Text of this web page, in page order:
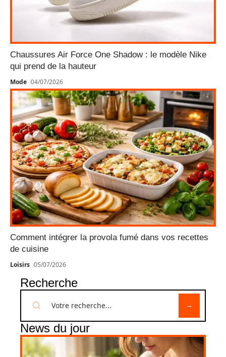
Chaussures Air Force One Shadow : le modèle Nike
qui prend de la hauteur
Mode 04/07/2026
Comment intégrer la provola fumé dans vos recettes
de cuisine
Loisirs 05/07/2026
Recherche
News du jour